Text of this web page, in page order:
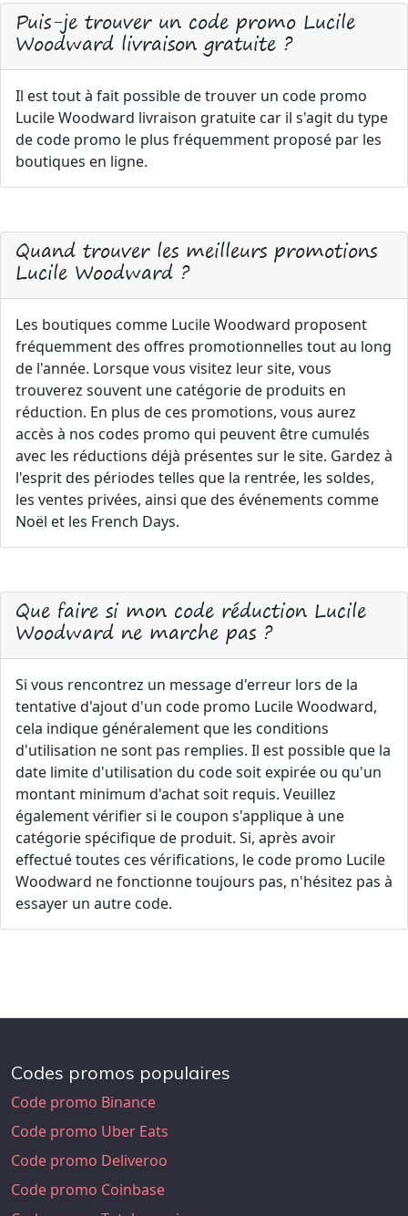
Puis-je trouver un code promo Lucile
Woodward livraison gratuite ?
Il est tout à fait possible de trouver un code promo
Lucile Woodward livraison gratuite car il s'agit du type
de code promo le plus fréquemment proposé par les
boutiques en ligne.
Quand trouver les meilleurs promotions
Lucile Woodward ?
Les boutiques comme Lucile Woodward proposent
fréquemment des offres promotionnelles tout au long
de l'année. Lorsque vous visitez leur site, vous
trouverez souvent une catégorie de produits en
réduction. En plus de ces promotions, vous aurez
accès à nos codes promo qui peuvent être cumulés
avec les réductions déjà présentes sur le site. Gardez à
l'esprit des périodes telles que la rentrée, les soldes,
les ventes privées, ainsi que des événements comme
Noël et les French Days.
Que faire si mon code réduction Lucile
Woodward ne marche pas ?
Si vous rencontrez un message d'erreur lors de la
tentative d'ajout d'un code promo Lucile Woodward,
cela indique généralement que les conditions
d'utilisation ne sont pas remplies. Il est possible que la
date limite d'utilisation du code soit expirée ou qu'un
montant minimum d'achat soit requis. Veuillez
également vérifier si le coupon s'applique à une
catégorie spécifique de produit. Si, après avoir
effectué toutes ces vérifications, le code promo Lucile
Woodward ne fonctionne toujours pas, n'hésitez pas à
essayer un autre code.
Codes promos populaires
Code promo Binance
Code promo Uber Eats
Code promo Deliveroo
Code promo Coinbase